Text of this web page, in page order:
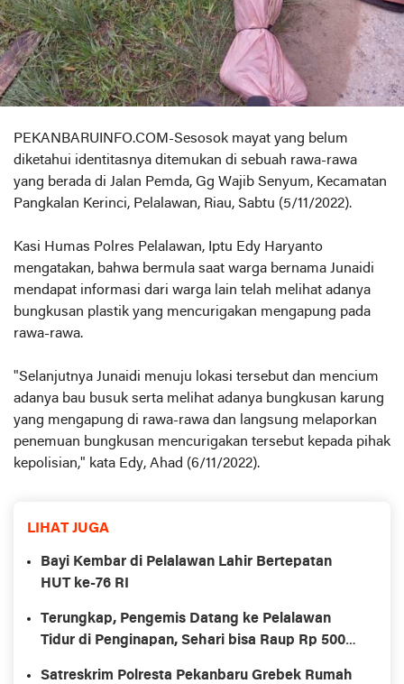
PEKANBARUINFO.COM-Sesosok mayat yang belum
diketahui identitasnya ditemukan di sebuah rawa-rawa
yang berada di Jalan Pemda, Gg Wajib Senyum, Kecamatan
Pangkalan Kerinci, Pelalawan, Riau, Sabtu (5/11/2022).
Kasi Humas Polres Pelalawan, Iptu Edy Haryanto
mengatakan, bahwa bermula saat warga bernama Junaidi
mendapat informasi dari warga lain telah melihat adanya
bungkusan plastik yang mencurigakan mengapung pada
rawa-rawa.
"Selanjutnya Junaidi menuju lokasi tersebut dan mencium
adanya bau busuk serta melihat adanya bungkusan karung
yang mengapung di rawa-rawa dan langsung melaporkan
penemuan bungkusan mencurigakan tersebut kepada pihak
kepolisian," kata Edy, Ahad (6/11/2022).
LIHAT JUGA
Bayi Kembar di Pelalawan Lahir Bertepatan
HUT ke-76 RI
Terungkap, Pengemis Datang ke Pelalawan
Tidur di Penginapan, Sehari bisa Raup Rp 500
Satreskrim Polresta Pekanbaru Grebek Rumah